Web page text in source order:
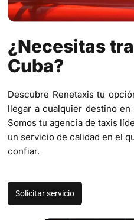
¿Necesitas
Cuba?
Descubre Renetaxis tu
llegar a cualquier destino en
Somos tu agencia de taxis
un servicio de calidad en el
confiar.
Solicitar servicio